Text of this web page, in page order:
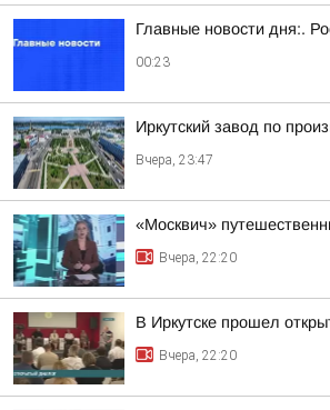
Главные новости дня:.
00:23
Иркутский завод по
Вчера, 23:47
«Москвич»
Вчера, 22:20
В Иркутске прошел
Вчера, 22:20